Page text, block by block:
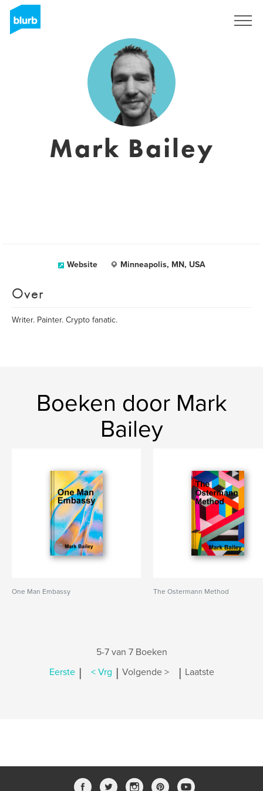
Mark Bailey
Website Minneapolis, MN, USA
Over
Writer. Painter. Crypto fanatic.
Boeken door Mark
Bailey
One Man Embassy The Ostermann Method
5-7 van 7 Boeken
Eerste | < Vrg | Volgende > | Laatste